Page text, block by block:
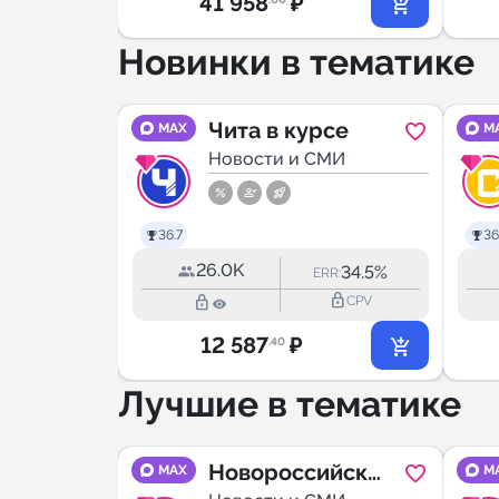
Новинки в тематике
MAX
36.7
Чита в курсе
Новости и СМИ
26.0K ERR:34.5%
lock_outline lock_outlineCPV
12 587.40 ₽
Лучшие в тематике
MAX
Новороссийск